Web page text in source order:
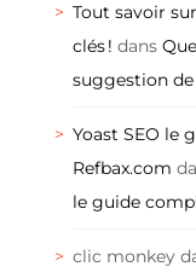
Tout savoir
clés ! dans
suggestion
Yoast SEO le
Refbax.com
le guide
clic monkey